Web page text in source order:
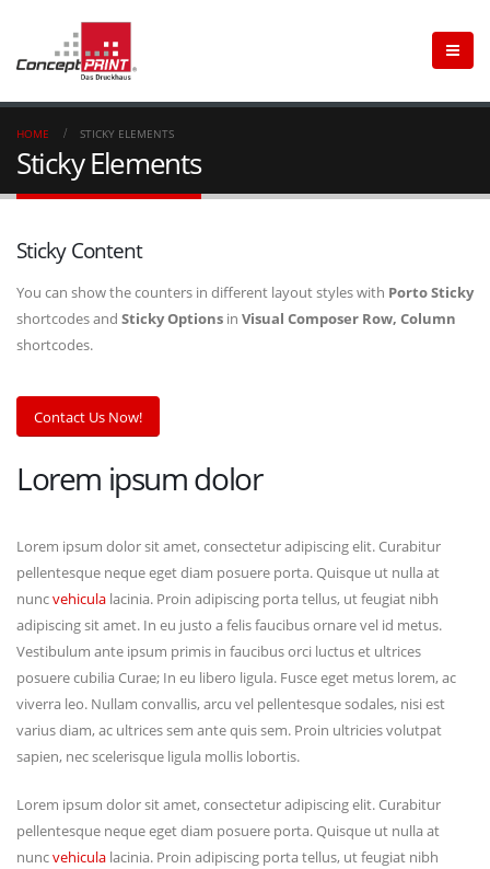
HOME STICKY ELEMENTS
Sticky Elements
Sticky Content
You can show the counters in different layout styles with Porto Sticky
shortcodes and Sticky Options in Visual Composer Row, Column
shortcodes.
Contact Us Now!
Lorem ipsum dolor
Lorem ipsum dolor sit amet, consectetur adipiscing elit. Curabitur
pellentesque neque eget diam posuere porta. Quisque ut nulla at
nuncvehicula lacinia. Proin adipiscing porta tellus, ut feugiat nibh
adipiscing sit amet. In eu justo a felis faucibus ornare vel id metus.
Vestibulum ante ipsum primis in faucibus orci luctus et ultrices
posuere cubilia Curae; In eu libero ligula. Fusce eget metus lorem, ac
viverra leo. Nullam convallis, arcu vel pellentesque sodales, nisi est
varius diam, ac ultrices sem ante quis sem. Proin ultricies volutpat
sapien, nec scelerisque ligula mollis lobortis.
Lorem ipsum dolor sit amet, consectetur adipiscing elit. Curabitur
pellentesque neque eget diam posuere porta. Quisque ut nulla at
nuncvehicula lacinia. Proin adipiscing porta tellus, ut feugiat nibh